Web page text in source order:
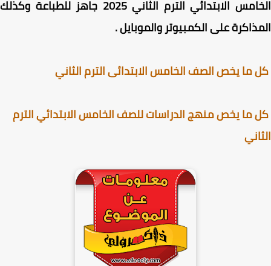
الخامس الابتدائي الترم الثاني 2025 جاهز للطباعة وكذلك
على الكمبيوتر والموبايل .
يخص الصف الخامس الابتدائى الترم الثاني
يخص منهج الدراسات للصف الخامس الابتدائي الترم